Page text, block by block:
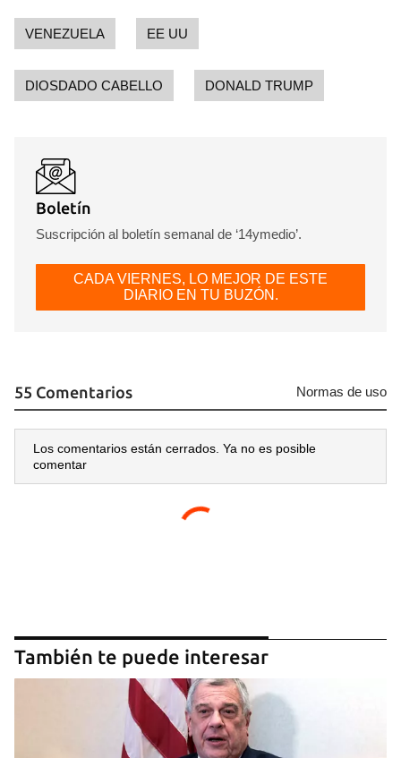
iniciar sesión con tu cuenta de 14ymedio.
VENEZUELA EE UU
DIOSDADO CABELLO DONALD TRUMP
Boletín
Suscripción al boletín semanal de ‘14ymedio’.
CADA VIERNES, LO MEJOR DE ESTE
DIARIO EN TU BUZÓN.
55 Comentarios Normas de uso
Los comentarios están cerrados. Ya no es posible
comentar
También te puede interesar